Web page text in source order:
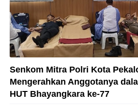
Senkom Mitra Polri Kota
Mengerahkan Anggotanya
HUT Bhayangkara ke-77